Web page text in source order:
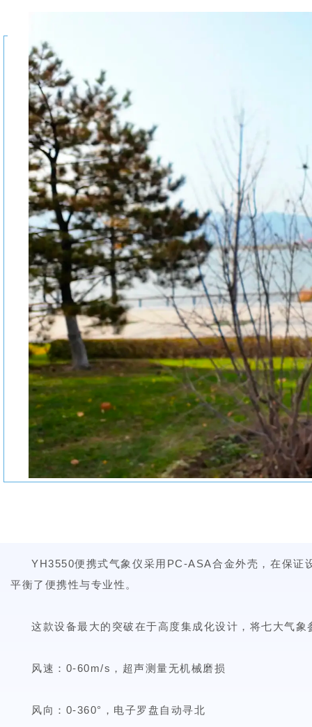
YH3550便携式气象仪采用PC-ASA合金外壳，在保证
平衡了便携性与专业性。
这款设备最大的突破在于高度集成化设计，将七大气象
风速：0-60m/s，超声测量无机械磨损
风向：0-360°，电子罗盘自动寻北